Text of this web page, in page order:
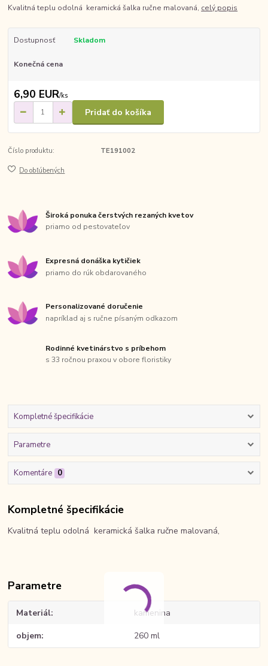
Kvalitná teplu odolná keramická šalka ručne malovaná, celý popis
Dostupnosť Skladom
Konečná cena
6,90 EUR/ks
Pridať do košíka
Číslo produktu: TE191002
Do obľúbených
Široká ponuka čerstvých rezaných kvetov
priamo od pestovateľov
Expresná donáška kytičiek
priamo do rúk obdarovaného
Personalizované doručenie
napríklad aj s ručne písaným odkazom
Rodinné kvetinárstvo s príbehom
s 33 ročnou praxou v obore floristiky
Kompletné špecifikácie
Parametre
Komentáre 0
Kompletné špecifikácie
Kvalitná teplu odolná keramická šalka ručne malovaná,
Parametre
Materiál kamenina
objem 260 ml